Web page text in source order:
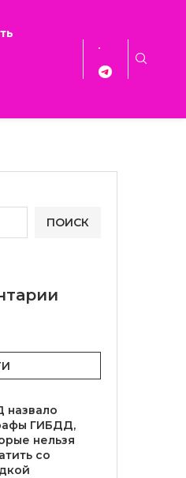
ПОИСК
назвало
ГИБДД,
нельзя
со